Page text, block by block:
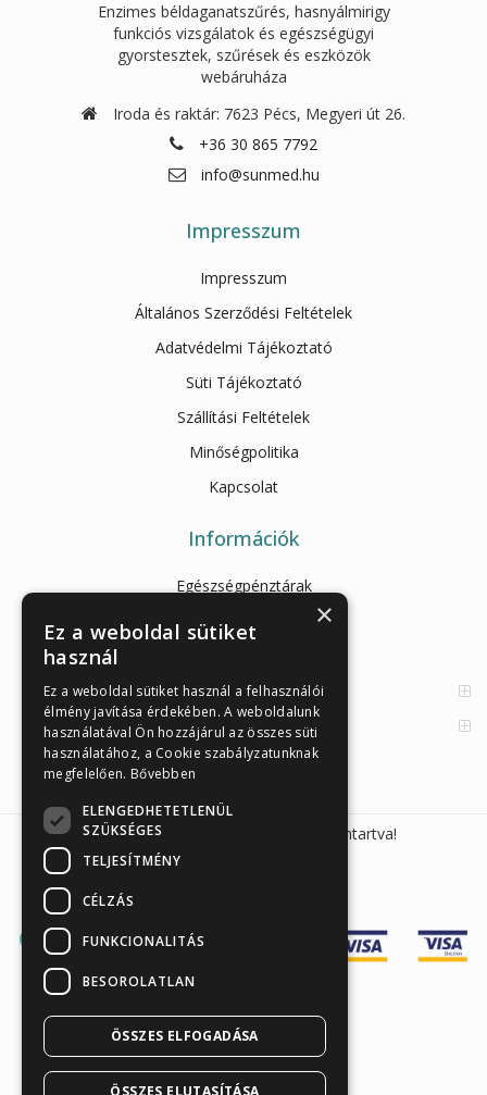
Enzimes béldaganatszűrés, hasnyálmirigy
funkciós vizsgálatok és egészségügyi
gyorstesztek, szűrések és eszközök
webáruháza
Iroda és raktár: 7623 Pécs, Megyeri út 26.
+36 30 865 7792
info@sunmed.hu
Impresszum
Impresszum
Általános Szerződési Feltételek
Adatvédelmi Tájékoztató
Süti Tájékoztató
Szállítási Feltételek
Minőségpolitika
Kapcsolat
Információk
Egészségpénztárak
Cikkek
Enzimes béldaganatszűrés
Orvosi információk
Sunmed Kft. 2026 © Minden jog fenntartva!
Árukereső.hu
×
Ez a weboldal sütiket
használ
Ez a weboldal sütiket használ a felhasználói
élmény javítása érdekében. A weboldalunk
használatával Ön hozzájárul az összes süti
használatához, a Cookie szabályzatunknak
megfelelően. Bővebben
ELENGEDHETETLENÜL
SZÜKSÉGES
TELJESÍTMÉNY
CÉLZÁS
FUNKCIONALITÁS
BESOROLATLAN
ÖSSZES ELFOGADÁSA
ÖSSZES ELUTASÍTÁSA